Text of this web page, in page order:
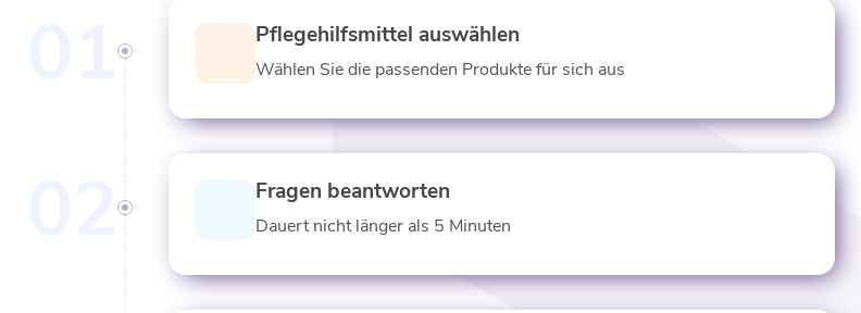
01 Pflegehilfsmittel auswählen
Wählen Sie die passenden Produkte für sich aus
02 Fragen beantworten
Dauert nicht länger als 5 Minuten